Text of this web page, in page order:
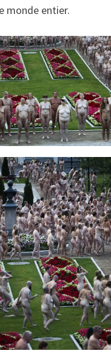
monde entier.